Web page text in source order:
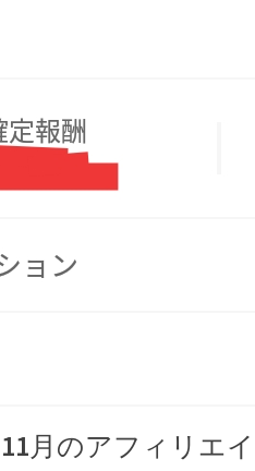
11月のアフィリエ